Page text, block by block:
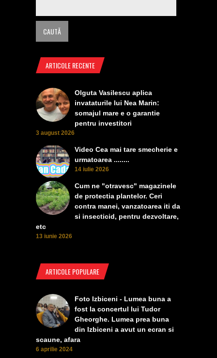
ARTICOLE RECENTE
Olguta Vasilescu aplica
invataturile lui Nea Marin:
somajul mare e o garantie
pentru investitori
3 august 2026
Video Cea mai tare smecherie e
urmatoarea ........
14 iulie 2026
Cum ne "otravesc" magazinele
de protectia plantelor. Ceri
contra manei, vanzatoarea iti da
si insecticid, pentru dezvoltare,
etc
13 iunie 2026
ARTICOLE POPULARE
Foto Izbiceni - Lumea buna a
fost la concertul lui Tudor
Gheorghe. Lumea prea buna
din Izbiceni a avut un ecran si
scaune, afara
6 aprilie 2024